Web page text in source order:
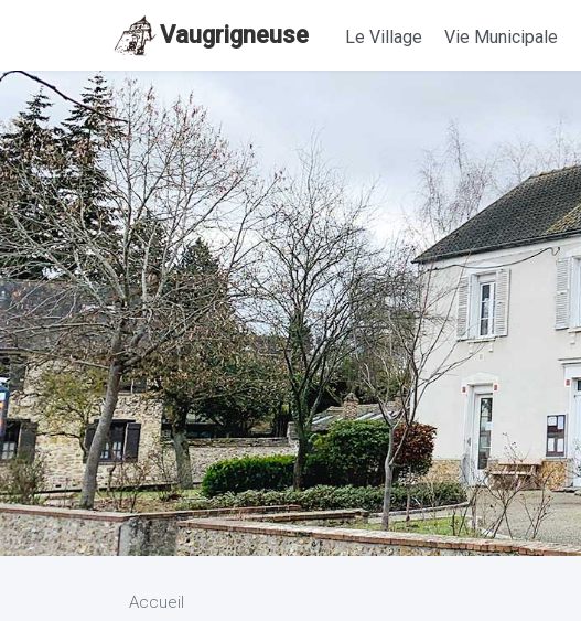
Vaugrigneuse Le Village Vie Municipale
Accueil